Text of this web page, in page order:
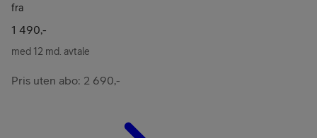
fra
1 490,-
med 12 md. avtale
Pris uten abo: 2 690,-